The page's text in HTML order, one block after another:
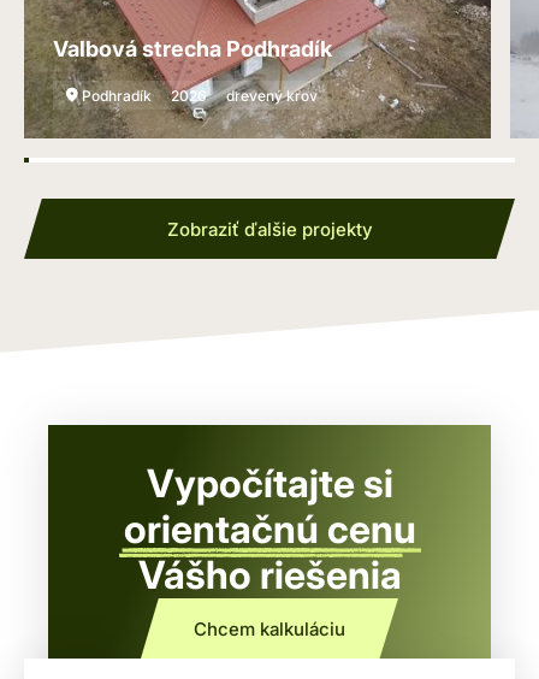
Zobraziť ďalšie projekty
Valbová strecha Podhradík
Podhradík 2026 drevený krov
Vypočítajte si
orientačnú cenu
Vášho riešenia
Chcem kalkuláciu